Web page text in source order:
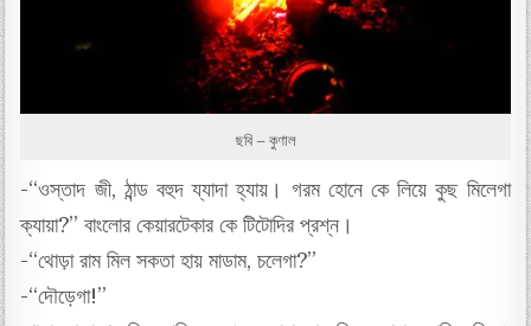
ছবি – কুণাল
-“ওস্তাদ জী, ঠান্ড বহুদ য্যাদা হ্যায়। গরম হোনে কে লিয়ে কুছ মিলেগা
ক্যায়া?” বাংলোর কেয়ারটেকার কে টিটোদির প্রশ্ন।
-“থোড়া রাম মিল সকতা হায় মাডাম, চলেগা?”
-“দৌড়েগা!”